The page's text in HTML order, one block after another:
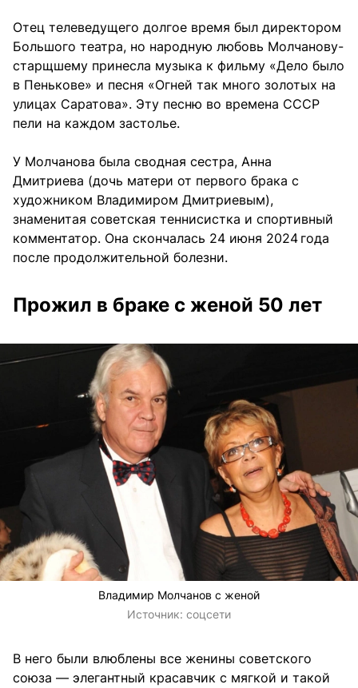
Отец телеведущего долгое время был директором
Большого театра, но народную любовь Молчанову-
старщшему принесла музыка к фильму «Дело было
в Пенькове» и песня «Огней так много золотых на
улицах Саратова». Эту песню во времена СССР
пели на каждом застолье.
У Молчанова была сводная сестра, Анна
Дмитриева (дочь матери от первого брака с
художником Владимиром Дмитриевым),
знаменитая советская теннисистка и спортивный
комментатор. Она скончалась 24 июня 2024 года
после продолжительной болезни.
Прожил в браке с женой 50 лет
Владимир Молчанов с женой
Источник: соцсети
В него были влюблены все женины советского
союза — элегантный красавчик с мягкой и такой